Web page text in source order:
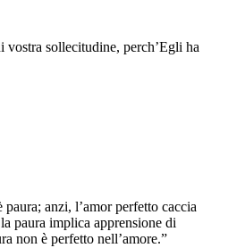
vostra sollecitudine, perch’Egli ha
paura; anzi, l’amor perfetto caccia
paura implica apprensione di
non è perfetto nell’amore.”